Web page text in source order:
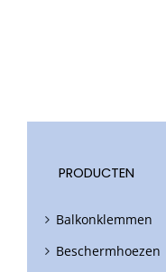
PRODUCTEN
Balkonklemmen
Beschermhoezen